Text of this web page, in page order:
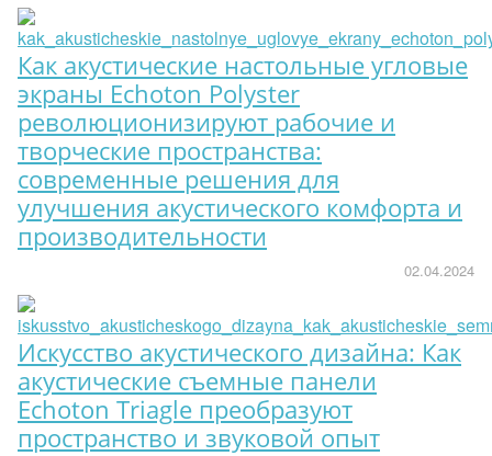
Как акустические настольные угловые
экраны Echoton Polyster
революционизируют рабочие и
творческие пространства:
современные решения для
улучшения акустического комфорта и
производительности
02.04.2024
Искусство акустического дизайна: Как
акустические съемные панели
Echoton Triagle преобразуют
пространство и звуковой опыт